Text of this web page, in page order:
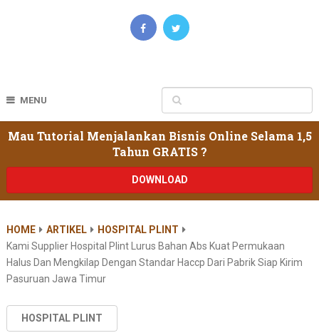
MENU
Mau Tutorial Menjalankan Bisnis Online Selama 1,5
Tahun GRATIS ?
DOWNLOAD
HOME ARTIKEL
HOSPITAL PLINT
Kami Supplier Hospital Plint Lurus Bahan Abs Kuat Permukaan
Halus Dan Mengkilap Dengan Standar Haccp Dari Pabrik Siap Kirim
Pasuruan Jawa Timur
HOSPITAL PLINT